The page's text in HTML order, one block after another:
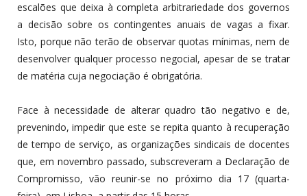
escalões que deixa à completa arbitrariedade dos governos
a decisão sobre os contingentes anuais de vagas a fixar.
Isto, porque não terão de observar quotas mínimas, nem de
desenvolver qualquer processo negocial, apesar de se tratar
de matéria cuja negociação é obrigatória.
Face à necessidade de alterar quadro tão negativo e de,
prevenindo, impedir que este se repita quanto à recuperação
de tempo de serviço, as organizações sindicais de docentes
que, em novembro passado, subscreveram a Declaração de
Compromisso, vão reunir-se no próximo dia 17 (quarta-